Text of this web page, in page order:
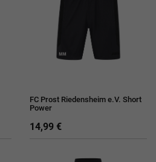
FC Prost Riedensheim e.V. Short
Power
14,99 €